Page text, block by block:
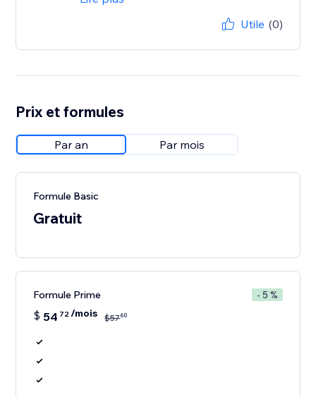
Utile (0)
Prix et formules
Par an Par mois
Formule Basic
Gratuit
Formule Prime - 5 %
$ 54 72/mois $5760